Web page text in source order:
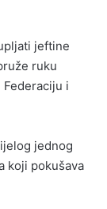
jeftine
ruku
i
jednog
koji pokušava